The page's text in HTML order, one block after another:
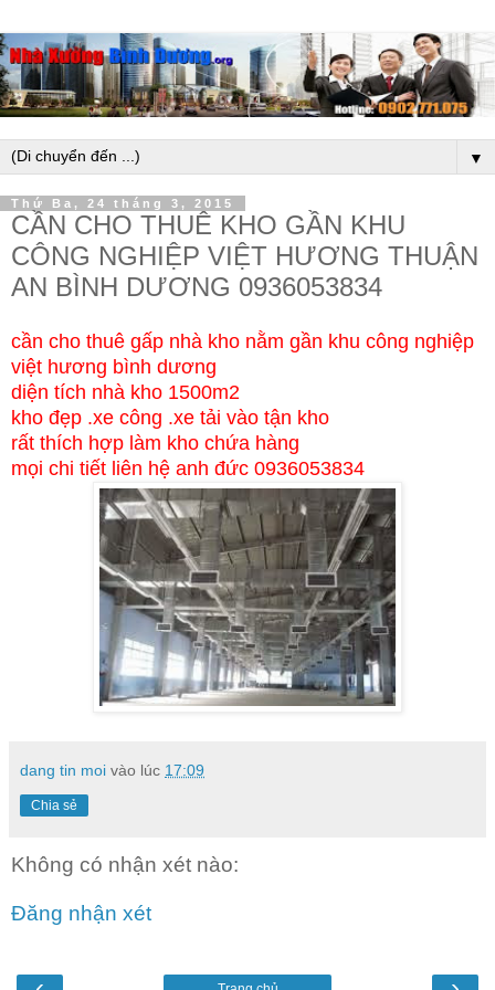
▼
Thứ Ba, 24 tháng 3, 2015
CẦN CHO THUÊ KHO GẦN KHU
CÔNG NGHIỆP VIỆT HƯƠNG THUẬN
AN BÌNH DƯƠNG 0936053834
cần cho thuê gấp nhà kho nằm gần khu công nghiệp
việt hương bình dương
diện tích nhà kho 1500m2
kho đẹp .xe công .xe tải vào tận kho
rất thích hợp làm kho chứa hàng
mọi chi tiết liên hệ anh đức 0936053834
dang tin moi vào lúc 17:09
Chia sẻ
Không có nhận xét nào:
Đăng nhận xét